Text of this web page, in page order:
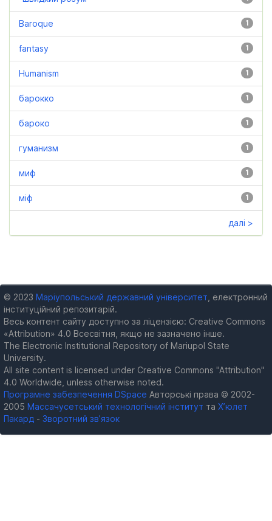
1
Baroque
1
fantasy
1
Humanism
1
барокко
1
бароко
1
гуманизм
1
миф
1
міф
далі >
© 2023 Маріупольський державний університет , електронний
інституційний репозитарій.
Весь контент сайту доступно за ліцензією: Creative Commons
«Attribution» 4.0 Всесвітня, якщо не зазначено інше.
The Electronic Institutional Repository of Mariupol State
University.
All site content is licensed under Creative Commons "Attribution"
4.0 Worldwide, unless otherwise noted.
Програмне забезпечення DSpace Авторські права © 2002-
2005 Массачусетський технологічний інститут та Х’юлет
Пакард - Зворотний зв’язок